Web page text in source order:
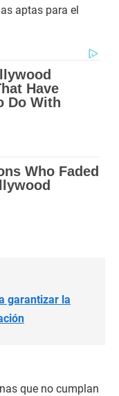
aptas para el
garantizar la
que no cumplan